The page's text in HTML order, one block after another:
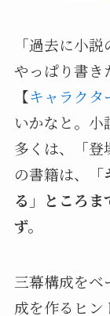
「過去に小
やっぱり書き
【キャラクタ
いかなと。小
多くは、「登
の書籍は、
る」ところ
ず。
三幕構成を
成を作るヒン